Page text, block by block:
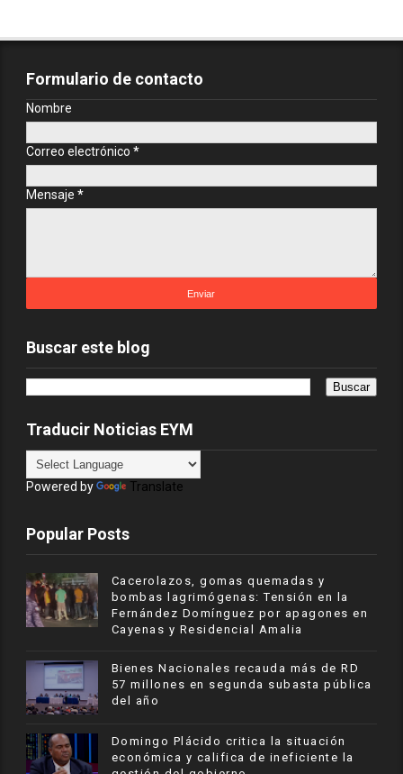
Formulario de contacto
Nombre
Correo electrónico *
Mensaje *
Buscar este blog
Traducir Noticias EYM
Powered by Translate
Popular Posts
Cacerolazos, gomas quemadas y
bombas lagrimógenas: Tensión en la
Fernández Domínguez por apagones en
Cayenas y Residencial Amalia
Bienes Nacionales recauda más de RD
57 millones en segunda subasta pública
del año
​Domingo Plácido critica la situación
económica y califica de ineficiente la